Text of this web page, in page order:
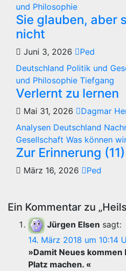
und Philosophie
Sie glauben, aber
nicht
Juni 3, 2026
Ped
Deutschland Politik und
und Philosophie Tiefgang
Verlernt zu lernen
Mai 31, 2026
Dagmar
Analysen Deutschland
Gesellschaft Was können
Zur Erinnerung (11)
März 16, 2026 Ped
Ein Kommentar zu
Jürgen Elsen sagt:
14. März 2018 um 10:14
»Damit Neues kommen
Platz machen. «